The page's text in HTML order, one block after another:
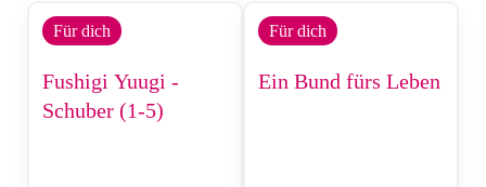
Für dich
Fushigi Yuugi -
Schuber (1-5)
Für dich
Ein Bund fürs Leben